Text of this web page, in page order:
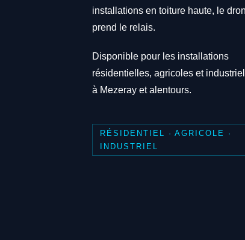
installations en toiture haute, le
prend le relais.
Disponible pour les installations
résidentielles, agricoles et
à Mezeray et alentours.
RÉSIDENTIEL · AGRICOLE ·
INDUSTRIEL